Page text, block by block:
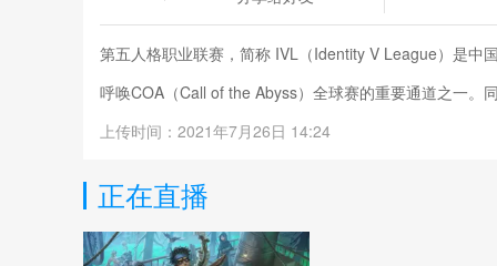
第五人格职业联赛，简称 IVL（Identity V League）是中
呼唤COA（Call of the Abyss）全球赛的重要通道之一。
上传时间：2021年7月26日 14:24
正在直播